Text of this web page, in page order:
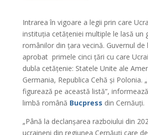
Intrarea în vigoare a legii prin care
instituția cetățeniei multiple le lasă un
românilor din țara vecină. Guvernul de
aprobat primele cinci țări cu care
dubla cetățenie: Statele Unite ale
Germania, Republica Cehă și Polonia.
figurează pe această listă”,
limbă română Bucpress din Cernăuți.
„Până la declanșarea razboiului din
ucraineni din regiunea Cernăuți care